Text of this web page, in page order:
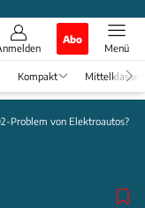
Abo
Menü
Kompakt Mittelklasse
Problem von Elektroautos?